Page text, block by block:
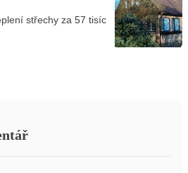
střechy za 57 tisíc